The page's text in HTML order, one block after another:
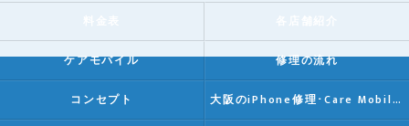
ケアモバイル 修理の流れ
コンセプト 大阪のiPhone修理･Care Mobileの口コミ情報